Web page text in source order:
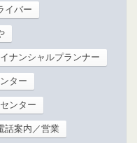
イバー
ナンシャルプランナー
ター
ンター
話案内／営業